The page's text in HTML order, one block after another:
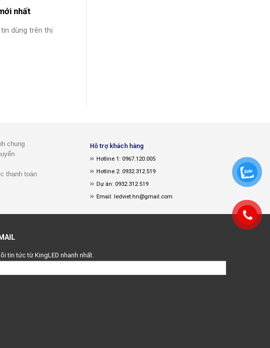
nhất
dùng trên thị
chung
thanh toán
Hỗ trợ khách hàng
Hotline 1: 0967.120.005
Hotline 2: 0932.312.519
Dự án: 0932.312.519
Email: ledviet.hn@gmail.com
tin tức từ KingLED nhanh nhất.